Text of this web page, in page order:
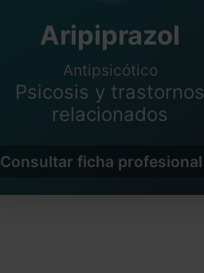
Aripiprazol
Antipsicótico
Psicosis y trastornos
relacionados
Consultar ficha profesional